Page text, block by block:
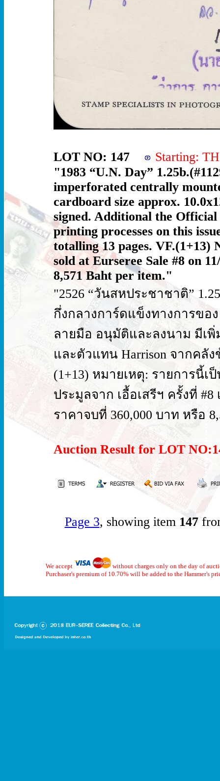
LOT NO: 147
Starting:
"1983 “U.N. Day”
imperforated centrally
cardboard size approx.
signed. Additional the
printing processes on this
totalling 13 pages. VF.(1+13)
sold at Eurseree Sale #8 on
8,571 Baht per item."
"2526 “วันสหประชาชาติ”
กึ่งกลางการ์ดแข็งทางการขอ
ลายมือ อนุมัติและลงนาม มีเ
และตัวแทน Harrison จากคลั
(1+13) หมายเหตุ: รายการนี้
ประมูลจาก เอื้อเสรีฯ ครั้งที่ #8
ราคาจบที่ 360,000 บาท หรือ
Auction Result for LOT
Page 3, showing item 147
We accept
without charges only on the day of
Purchaser's premium of 10.70% will be added to the Hammer's